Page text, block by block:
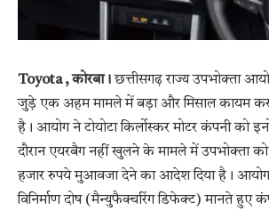
Toyota , कोरबा। छत्तीसगढ़ राज्य उपभोक्ता
जुड़े एक अहम मामले में बड़ा और मिसाल कायम
है। आयोग ने टोयोटा किर्लोस्कर मोटर कंपनी को
दौरान एयरबैग नहीं खुलने के मामले में उपभोक्ता
हजार रुपये मुआवजा देने का आदेश दिया है।
विनिर्माण दोष (मैन्युफैक्चरिंग डिफेक्ट) मानते हुए